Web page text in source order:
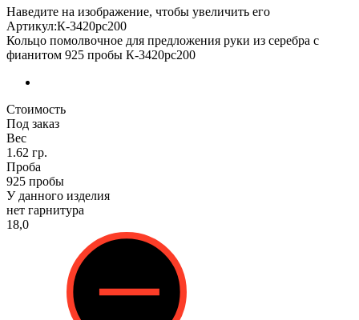
Наведите на изображение, чтобы увеличить его
Артикул:К-3420рс200
Кольцо помолвочное для предложения руки из серебра с
фианитом 925 пробы К-3420рс200
Стоимость
Под заказ
Вес
1.62 гр.
Проба
925 пробы
У данного изделия
нет гарнитура
18,0